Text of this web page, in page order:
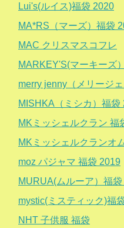
Lui's(ルイス)福袋 2020
MA*RS（マーズ）福袋
MAC クリスマスコフレ
MARKEY'S(マーキーズ
merry jenny（メリージ
MISHKA（ミシカ）福袋
MKミッシェルクラン 福
MKミッシェルクランオ
moz パジャマ 福袋 2019
MURUA(ムルーア）福
mystic(ミスティック)福
NHT 子供服 福袋